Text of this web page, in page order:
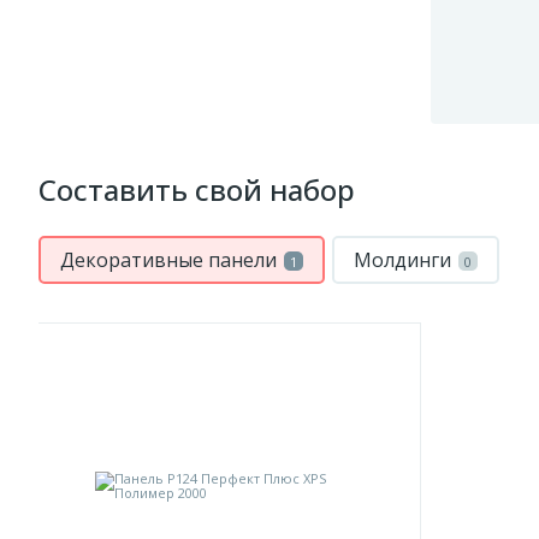
Составить свой набор
Декоративные панели 1 Молдинги 0